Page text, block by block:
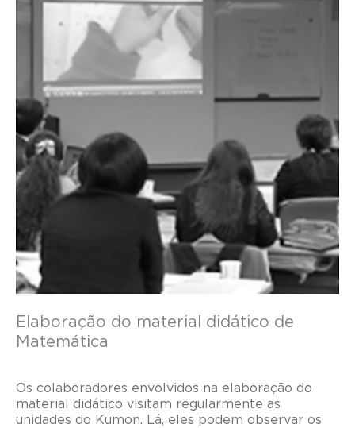
Elaboração do material didático de
Matemática
Os colaboradores envolvidos na elaboração do
material didático visitam regularmente as
unidades do Kumon. Lá, eles podem observar os